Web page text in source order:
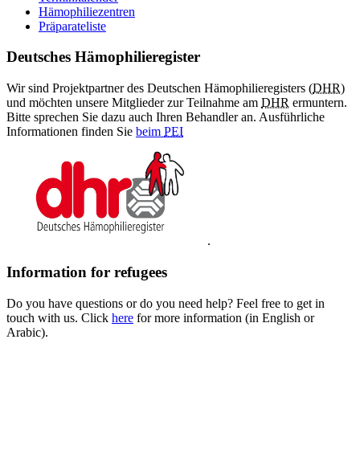
Hämophiliezentren
Präparateliste
Deutsches Hämophilieregister
Wir sind Projektpartner des Deutschen Hämophilieregisters (DHR)
und möchten unsere Mitglieder zur Teilnahme am DHR ermuntern.
Bitte sprechen Sie dazu auch Ihren Behandler an. Ausführliche
Informationen finden Sie beim PEI
.
Information for refugees
Do you have questions or do you need help? Feel free to get in
touch with us. Click here for more information (in English or
Arabic).